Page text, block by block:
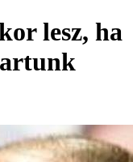
lesz, ha